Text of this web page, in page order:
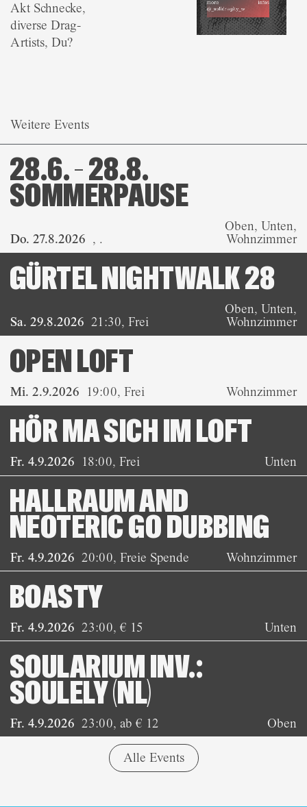
Akt Schnecke,
diverse Drag-
Artists, Du?
Weitere Events
Do. 27.8.2026 , .
28.6. – 28.8.
SOMMERPAUSE
Oben, Unten,
Wohnzimmer
Sa. 29.8.2026 21:30,Frei
GÜRTEL NIGHTWALK 28
Oben, Unten,
Wohnzimmer
Mi. 2.9.2026 19:00,Frei
OPEN LOFT
Wohnzimmer
Fr. 4.9.2026 18:00,Frei
HÖR MA SICH IM LOFT
Unten
Fr. 4.9.2026 20:00,Freie Spende
HALLRAUM AND
NEOTERIC GO DUBBING
Wohnzimmer
Fr. 4.9.2026 23:00,€ 15
BOASTY
Unten
Fr. 4.9.2026 23:00, ab € 12
SOULARIUM INV.:
SOULELY (NL)
Oben
Alle Events